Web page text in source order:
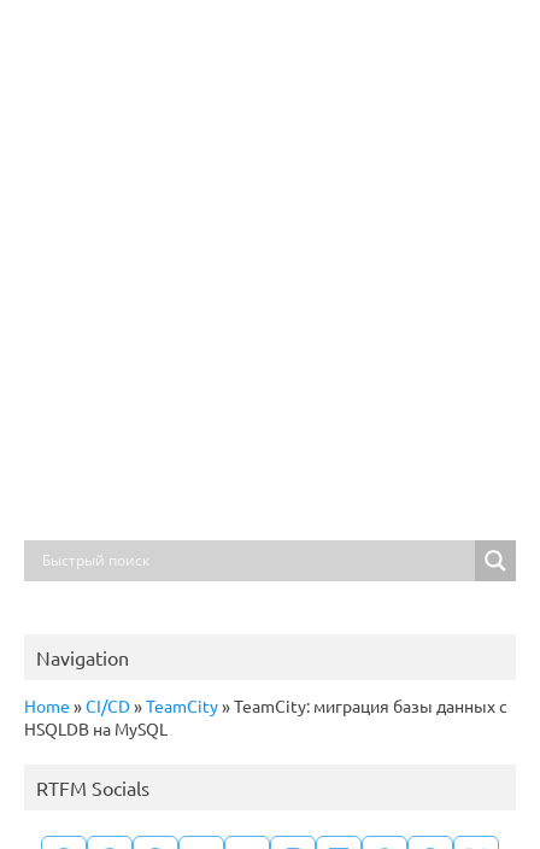
Navigation
Home »CI/CD»TeamCity»TeamCity: миграция базы данных с
HSQLDB на MySQL
RTFM Socials